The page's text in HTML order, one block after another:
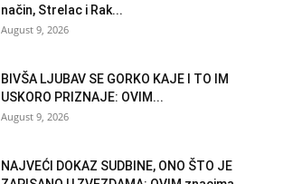
način, Strelac i Rak...
August 9, 2026
BIVŠA LJUBAV SE GORKO KAJE I TO IM
USKORO PRIZNAJE: OVIM...
August 9, 2026
NAJVEĆI DOKAZ SUDBINE, ONO ŠTO JE